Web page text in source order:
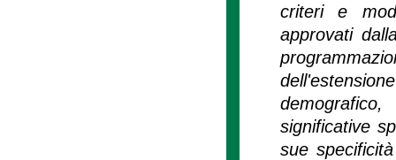
criteri e
approvati
significative
sue